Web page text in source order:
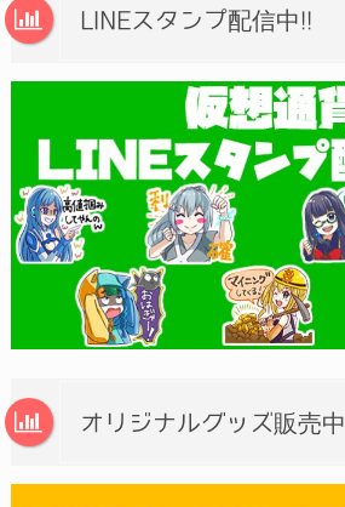
LINEスタンプ配信中!!
オリジナルグッズ販売中